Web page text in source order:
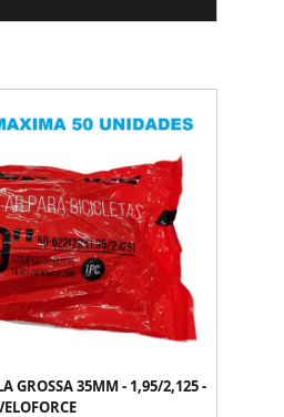
GROSSA 35MM - 1,95/2,125 -